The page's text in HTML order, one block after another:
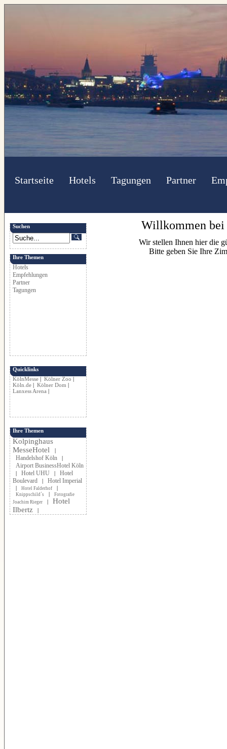
Startseite Hotels Tagungen Partner
Suchen
Ihre Themen
Hotels
Empfehlungen
Partner
Tagungen
Quicklinks
KölnMesse
Kölner Zoo
Köln.de
Kölner Dom
Lanxess Arena
Ihre Themen
Kolpinghaus
MesseHotel
Handelshof Köln
Airport BusinessHotel Köln
Hotel UHU
Hotel
Boulevard
Hotel Imperial
Hotel Falderhof
Knippschild´s
Fotografie
Joachim Rieger
Hotel
Ilbertz
Willkommen bei
Wir stellen Ihnen hier die
Bitte geben Sie Ihre